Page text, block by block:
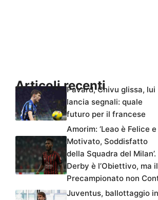
Articoli recentiPavard, Chivu glissa, lui
lancia segnali: quale
futuro per il francese
Amorim: ‘Leao è Felice e
Motivato, Soddisfatto
della Squadra del Milan’.
Derby è l’Obiettivo, ma il
Precampionato non
Juventus, ballottaggio in